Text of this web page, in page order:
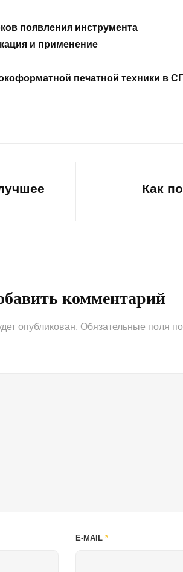
появления инструмента
и применение
печатной техники в
Как
комментарий
опубликован. Обязательные поля
E-MAIL *